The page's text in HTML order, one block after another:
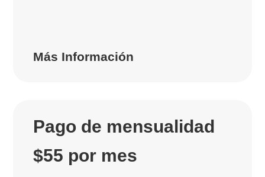
Más Información
Pago de mensualidad
$55 por mes